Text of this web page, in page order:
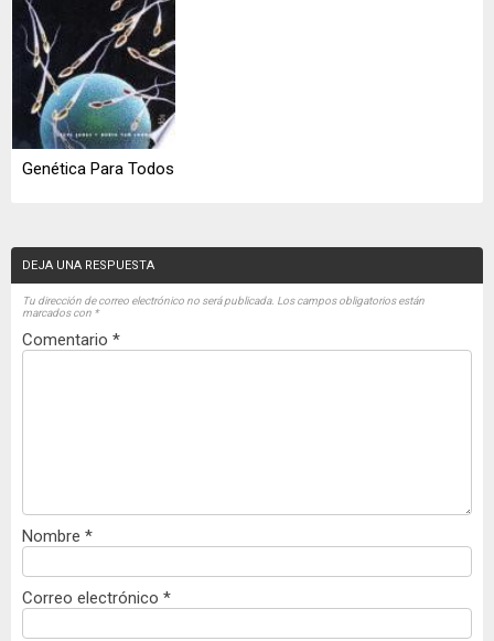
Genética Para Todos
DEJA UNA RESPUESTA
Tu dirección de correo electrónico no será publicada. Los campos obligatorios están
marcados con *
Comentario *
Nombre *
Correo electrónico *